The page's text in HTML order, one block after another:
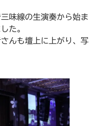
味線の生演奏から始ま
た。
んも壇上に上がり、写